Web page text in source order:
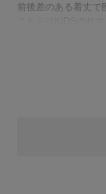
前後差のある着丈
👖 リネン100%のナ
ブラウスやジャケ